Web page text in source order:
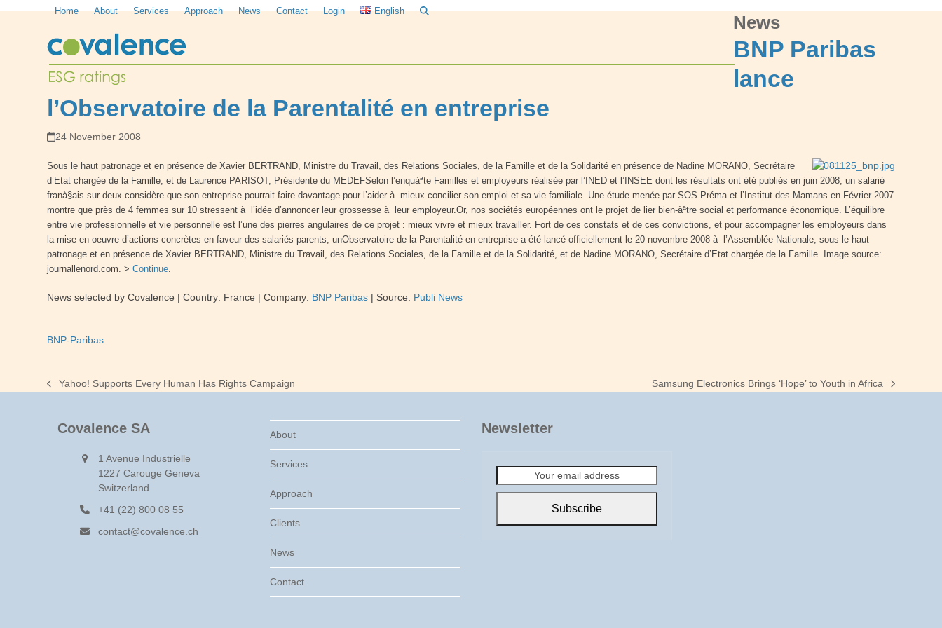
Home About Services Approach News Contact Login English
News
BNP Paribas
lance
l’Observatoire de la Parentalité en entreprise
24 November 2008
Sous le haut patronage et en présence de Xavier BERTRAND, Ministre du Travail, des Relations Sociales, de la Famille et de la Solidarité en présence de Nadine MORANO, Secrétaire
d’Etat chargée de la Famille, et de Laurence PARISOT, Présidente du MEDEFSelon l’enquàªte Familles et employeurs réalisée par l’INED et l’INSEE dont les résultats ont été publiés en juin 2008, un salarié
franà§ais sur deux considère que son entreprise pourrait faire davantage pour l’aider à mieux concilier son emploi et sa vie familiale. Une étude menée par SOS Préma et l’Institut des Mamans en Février 2007
montre que près de 4 femmes sur 10 stressent à l’idée d’annoncer leur grossesse à leur employeur.Or, nos sociétés européennes ont le projet de lier bien-àªtre social et performance économique. L’équilibre
entre vie professionnelle et vie personnelle est l’une des pierres angulaires de ce projet : mieux vivre et mieux travailler. Fort de ces constats et de ces convictions, et pour accompagner les employeurs dans
la mise en oeuvre d’actions concrètes en faveur des salariés parents, unObservatoire de la Parentalité en entreprise a été lancé officiellement le 20 novembre 2008 à l’Assemblée Nationale, sous le haut
patronage et en présence de Xavier BERTRAND, Ministre du Travail, des Relations Sociales, de la Famille et de la Solidarité, et de Nadine MORANO, Secrétaire d’Etat chargée de la Famille. Image source:
journallenord.com. >Continue.
News selected by Covalence | Country: France | Company: BNP Paribas | Source: Publi News
BNP-Paribas
previous
Yahoo! Supports Every Human Has Rights Campaign
next
Samsung Electronics Brings ‘Hope’ to Youth in Africa
Covalence SA
1 Avenue Industrielle
1227 Carouge Geneva
Switzerland
+41 (22) 800 08 55
contact@covalence.ch
About
Services
Approach
Clients
News
Contact
Newsletter
email
Subscribe